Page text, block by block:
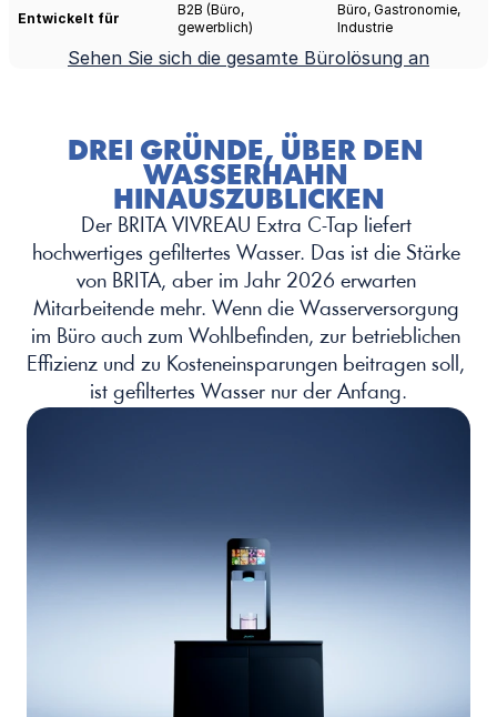
Entwickelt für
B2B (Büro,
gewerblich)
Büro, Gastronomie,
Industrie
Sehen Sie sich die gesamte Bürolösung an
DREI GRÜNDE, ÜBER DEN
WASSERHAHN
HINAUSZUBLICKEN
Der BRITA VIVREAU Extra C-Tap liefert
hochwertiges gefiltertes Wasser. Das ist die Stärke
von BRITA, aber im Jahr 2026 erwarten
Mitarbeitende mehr. Wenn die Wasserversorgung
im Büro auch zum Wohlbefinden, zur betrieblichen
Effizienz und zu Kosteneinsparungen beitragen soll,
ist gefiltertes Wasser nur der Anfang.